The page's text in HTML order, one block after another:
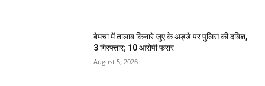
बेमचा में तालाब किनारे जुए के अड्डे पर पुलिस की दबिश,
3 गिरफ्तार; 10 आरोपी फरार
August 5, 2026